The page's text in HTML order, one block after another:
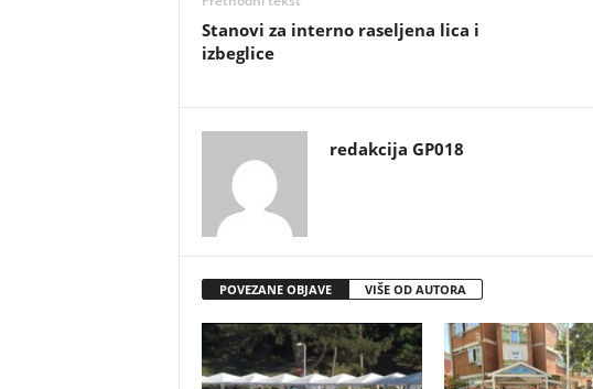
Stanovi za interno raseljena lica i
izbeglice
redakcija GP018
POVEZANE OBJAVE VIŠE OD AUTORA